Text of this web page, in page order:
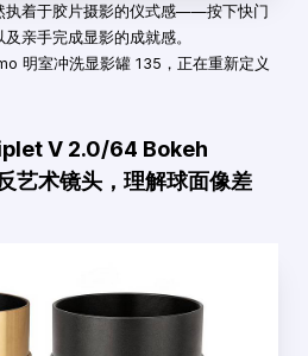
执着于胶片摄影的仪式感——按下快门
亲手完成显影的成就感。
明室冲洗显影罐 135，正在重新定义
V 2.0/64 Bokeh
艺术镜头，理解球面像差